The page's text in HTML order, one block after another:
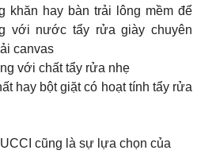
khăn hay bàn trải lông mềm để
với nước tẩy rửa giày chuyên
canvas
với chất tẩy rửa nhẹ
hay bột giặt có hoạt tính tẩy rửa
cũng là sự lựa chọn của